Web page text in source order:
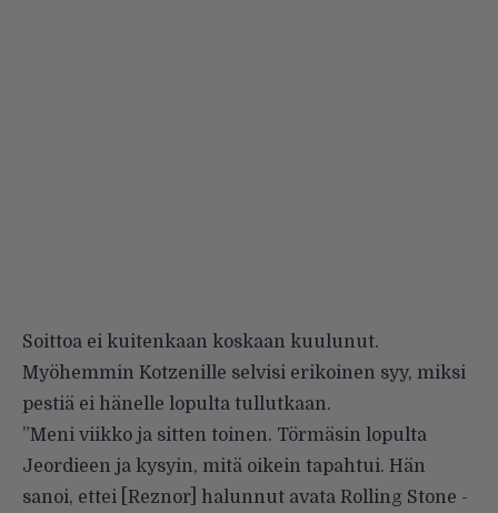
Soittoa ei kuitenkaan koskaan kuulunut.
Myöhemmin Kotzenille selvisi erikoinen syy, miksi
pestiä ei hänelle lopulta tullutkaan.
”Meni viikko ja sitten toinen. Törmäsin lopulta
Jeordieen ja kysyin, mitä oikein tapahtui. Hän
sanoi, ettei [Reznor] halunnut avata Rolling Stone -